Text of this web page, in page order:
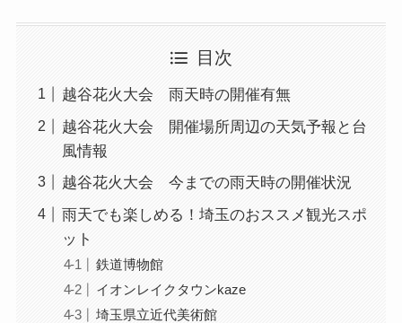
目次
越谷花火大会 雨天時の開催有無
越谷花火大会 開催場所周辺の天気予報と台
風情報
越谷花火大会 今までの雨天時の開催状況
雨天でも楽しめる！埼玉のおススメ観光スポ
ット
鉄道博物館
イオンレイクタウンkaze
埼玉県立近代美術館